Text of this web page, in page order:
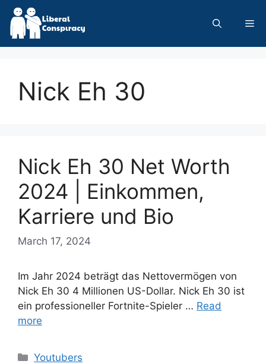
Skip
content
Nick Eh 30
Nick Eh 30 Net Worth
2024 | Einkommen,
Karriere und Bio
March 17, 2024
Im Jahr 2024 beträgt das Nettovermögen von
Nick Eh 30 4 Millionen US-Dollar. Nick Eh 30 ist
ein professioneller Fortnite-Spieler … Read
more
Categories
Youtubers